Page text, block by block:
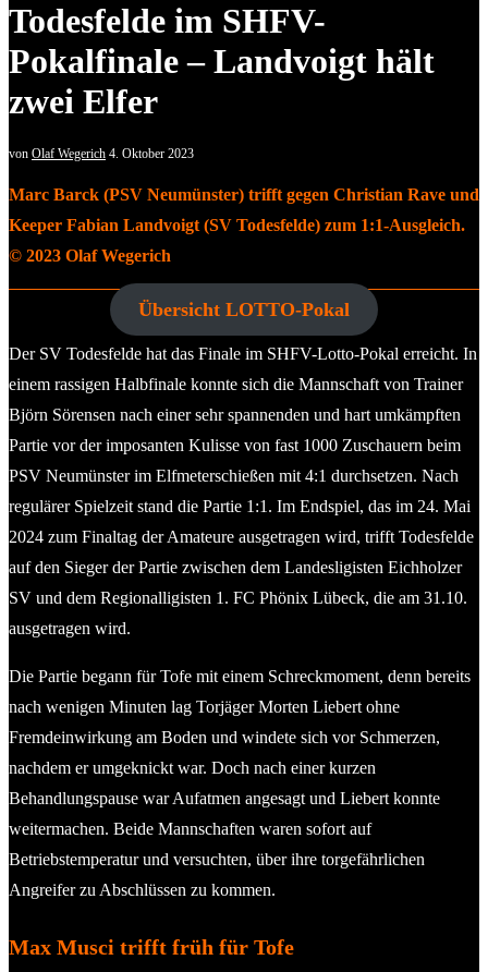
Todesfelde im SHFV-
Pokalfinale – Landvoigt hält
zwei Elfer
von Olaf Wegerich 4. Oktober 2023
Marc Barck (PSV Neumünster) trifft gegen Christian Rave und
Keeper Fabian Landvoigt (SV Todesfelde) zum 1:1-Ausgleich.
© 2023 Olaf Wegerich
Übersicht LOTTO-Pokal
Der SV Todesfelde hat das Finale im SHFV-Lotto-Pokal erreicht. In
einem rassigen Halbfinale konnte sich die Mannschaft von Trainer
Björn Sörensen nach einer sehr spannenden und hart umkämpften
Partie vor der imposanten Kulisse von fast 1000 Zuschauern beim
PSV Neumünster im Elfmeterschießen mit 4:1 durchsetzen. Nach
regulärer Spielzeit stand die Partie 1:1. Im Endspiel, das im 24. Mai
2024 zum Finaltag der Amateure ausgetragen wird, trifft Todesfelde
auf den Sieger der Partie zwischen dem Landesligisten Eichholzer
SV und dem Regionalligisten 1. FC Phönix Lübeck, die am 31.10.
ausgetragen wird.
Die Partie begann für Tofe mit einem Schreckmoment, denn bereits
nach wenigen Minuten lag Torjäger Morten Liebert ohne
Fremdeinwirkung am Boden und windete sich vor Schmerzen,
nachdem er umgeknickt war. Doch nach einer kurzen
Behandlungspause war Aufatmen angesagt und Liebert konnte
weitermachen. Beide Mannschaften waren sofort auf
Betriebstemperatur und versuchten, über ihre torgefährlichen
Angreifer zu Abschlüssen zu kommen.
Max Musci trifft früh für Tofe